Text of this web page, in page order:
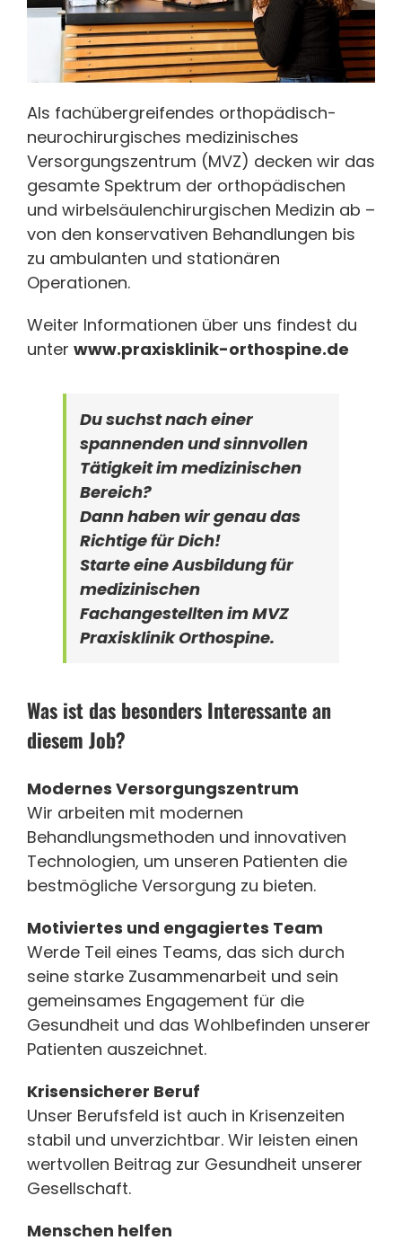
Als fachübergreifendes orthopädisch-
neurochirurgisches medizinisches
Versorgungszentrum (MVZ) decken wir das
gesamte Spektrum der orthopädischen
und wirbelsäulenchirurgischen Medizin ab –
von den konservativen Behandlungen bis
zu ambulanten und stationären
Operationen.
Weiter Informationen über uns findest du
unter www.praxisklinik-orthospine.de
Du suchst nach einer
spannenden und sinnvollen
Tätigkeit im medizinischen
Bereich?
Dann haben wir genau das
Richtige für Dich!
Starte eine Ausbildung für
medizinischen
Fachangestellten im MVZ
Praxisklinik Orthospine.
Was ist das besonders Interessante an
diesem Job?
Modernes Versorgungszentrum
Wir arbeiten mit modernen
Behandlungsmethoden und innovativen
Technologien, um unseren Patienten die
bestmögliche Versorgung zu bieten.
Motiviertes und engagiertes Team
Werde Teil eines Teams, das sich durch
seine starke Zusammenarbeit und sein
gemeinsames Engagement für die
Gesundheit und das Wohlbefinden unserer
Patienten auszeichnet.
Krisensicherer Beruf
Unser Berufsfeld ist auch in Krisenzeiten
stabil und unverzichtbar. Wir leisten einen
wertvollen Beitrag zur Gesundheit unserer
Gesellschaft.
Menschen helfen